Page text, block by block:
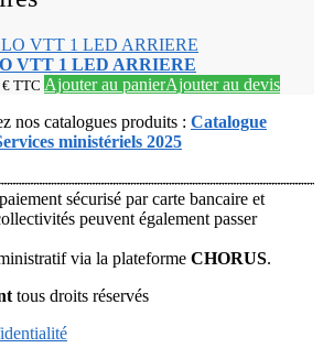
VTT 1 LED ARRIERE
€ TTC Ajouter au panierAjouter au devis
nos catalogues produits : Catalogue
ministériels 2025
sécurisé par carte bancaire et
peuvent également passer
via la plateforme CHORUS.
tous droits réservés